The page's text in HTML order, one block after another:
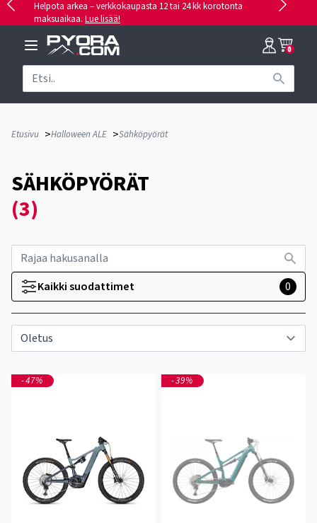
Helpota arkea – verkkokaupasta 12 tai 24 kk korotonta
maksuaikaa. Lue lisää!
0
Etusivu >Halloween ALE >Sähköpyörät
SÄHKÖPYÖRÄT
(3)
Kaikki suodattimet 0
-47% -39%